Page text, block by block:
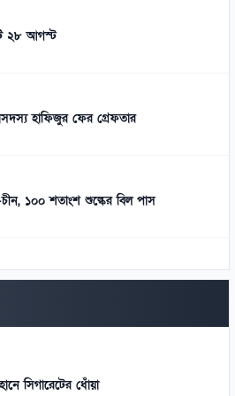
২৮ আগস্ট
হাফিজুর ফের গ্রেফতার
১০০ শতাংশ শুল্কের বিল পাস
ব্যবধানে লজ্জার হার
গেল দুজনের
সিগারেটের ধোঁয়া